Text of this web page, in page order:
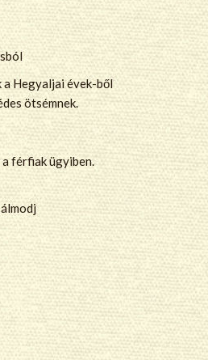
Hegyaljai évek-ből
ötsémnek.
férfiak ügyiben.